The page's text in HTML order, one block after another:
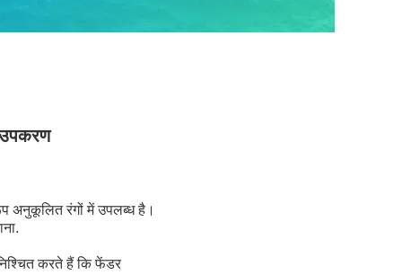
अनुकूलित रंगों में उपलब्ध है।
करते हैं कि फेंडर